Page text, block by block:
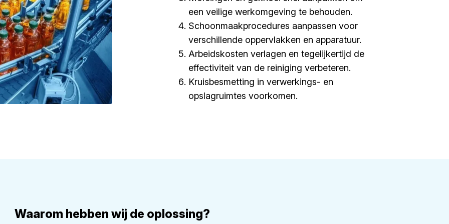
een veilige werkomgeving te behouden.
Schoonmaakprocedures aanpassen voor
verschillende oppervlakken en apparatuur.
Arbeidskosten verlagen en tegelijkertijd de
effectiviteit van de reiniging verbeteren.
Kruisbesmetting in verwerkings- en
opslagruimtes voorkomen.
Waarom hebben wij de oplossing?